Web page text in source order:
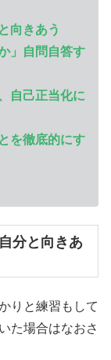
向きあう
」自問自答す
自己正当化に
を徹底的にす
分と向きあ
りと練習もして
た場合はなおさ